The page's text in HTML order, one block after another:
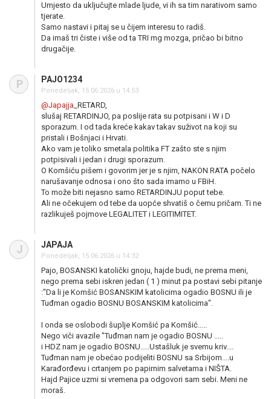
Umjesto da uključujte mlade ljude, vi ih sa tim narativom samo
tjerate.
Samo nastavi i pitaj se u čijem interesu to radiš.
Da imaš tri čiste i više od ta TRI mg mozga, pričao bi bitno
drugačije.
P PAJO1234
Ponedeljak, 15.06.2026 u 14:53
@Japajja _RETARD,
slušaj RETARDINJO, pa poslije rata su potpisani i W i D
sporazum. I od tada kreće kakav takav suživot na koji su
pristali i Bošnjaci i Hrvati.
Ako vam je toliko smetala politika FT zašto ste s njim
potpisivali i jedan i drugi sporazum.
O Komšiću pišem i govorim jer je s njim, NAKON RATA počelo
narušavanje odnosa i ono što sada imamo u FBiH.
To može biti nejasno samo RETARDINJU poput tebe.
Ali ne očekujem od tebe da uopće shvatiš o čemu pričam. Ti ne
razlikuješ pojmove LEGALITET i LEGITIMITET.
J JAPAJA
Ponedeljak, 15.06.2026 u 14:32
Pajo, BOSANSKI katolički gnoju, hajde budi, ne prema meni,
nego prema sebi iskren jedan ( 1 ) minut pa postavi sebi pitanje
:"Da li je Komšić BOSANSKIM katolicima ogadio BOSNU ili je
Tuđman ogadio BOSNU BOSANSKIM katolicima".
I onda se oslobodi šuplje Komšić pa Komšić.....
Nego viči avazile "Tuđman nam je ogadio BOSNU .....
i HDZ nam je ogadio BOSNU.....Ustašluk je svemu kriv....
Tuđman nam je obećao podijeliti BOSNU sa Srbijom....u
Karađorđevu i crtanjem po papirnim salvetama i NIŠTA.
Hajd Pajice uzmi si vremena pa odgovori sam sebi. Meni ne
moraš.